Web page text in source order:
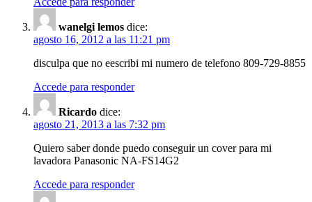
wanelgi lemos dice:
agosto 16, 2012 a las 11:21 pm
disculpa que no eescribi mi numero de telefono 809-729-8855
Accede para responder
Ricardo dice:
agosto 21, 2013 a las 7:32 pm
Quiero saber donde puedo conseguir un cover para mi
lavadora Panasonic NA-FS14G2
Accede para responder